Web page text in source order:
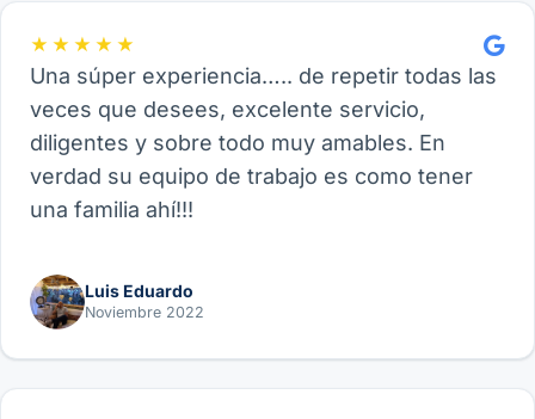
★★★★★
Una súper experiencia….. de repetir todas las
veces que desees, excelente servicio,
diligentes y sobre todo muy amables. En
verdad su equipo de trabajo es como tener
una familia ahí!!!
Luis Eduardo
Noviembre 2022